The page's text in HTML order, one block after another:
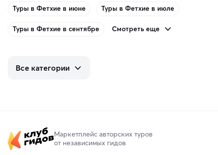
Туры в Фетхие в июне Туры в Фетхие в июле
Туры в Фетхие в сентябре Смотреть еще
Все категории
Маркетплейс авторских туров
от независимых гидов